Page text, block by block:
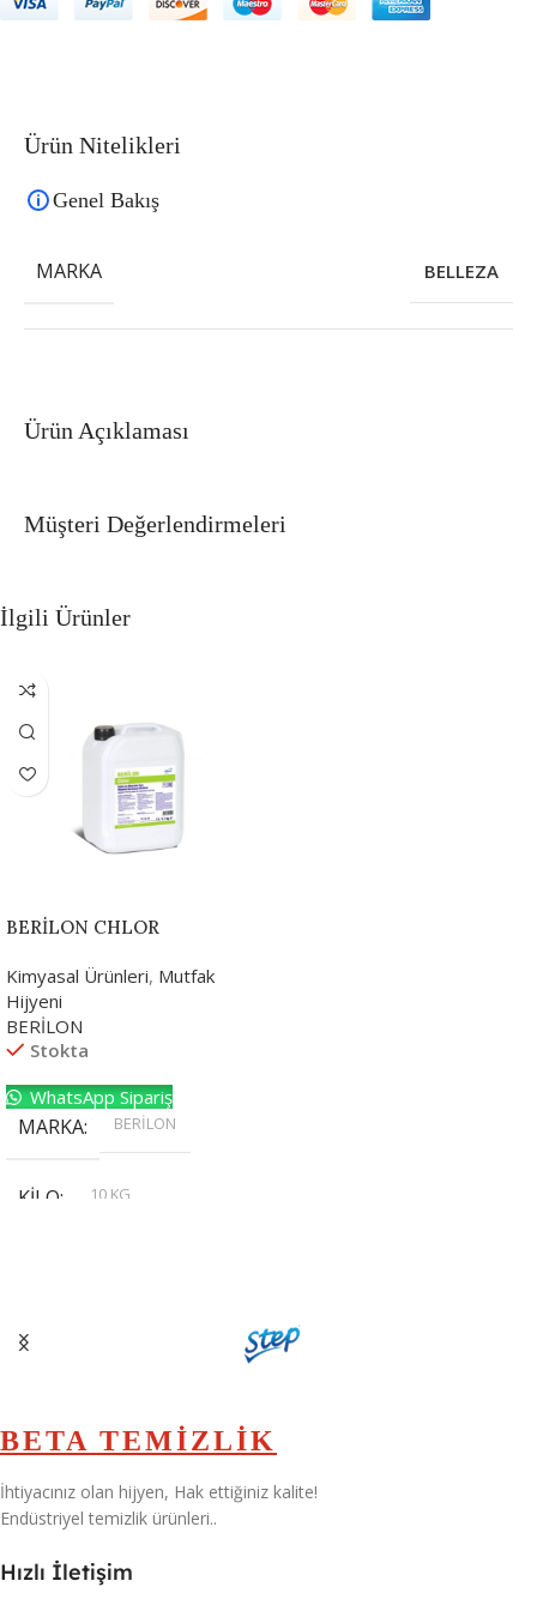
Ürün Açıklaması
Ürün Nitelikleri
Genel Bakış
MARKA BELLEZA
Müşteri Değerlendirmeleri
İlgili Ürünler
BERİLON CHLOR
Kimyasal Ürünleri, Mutfak
Hijyeni
BERİLON
Stokta
WhatsApp Sipariş
MARKA BERİLON
KILO
10 KG
BETA TEMİZLİK
İhtiyacınız olan hijyen, Hak ettiğiniz kalite!
Endüstriyel temizlik ürünleri..
Hızlı İletişim